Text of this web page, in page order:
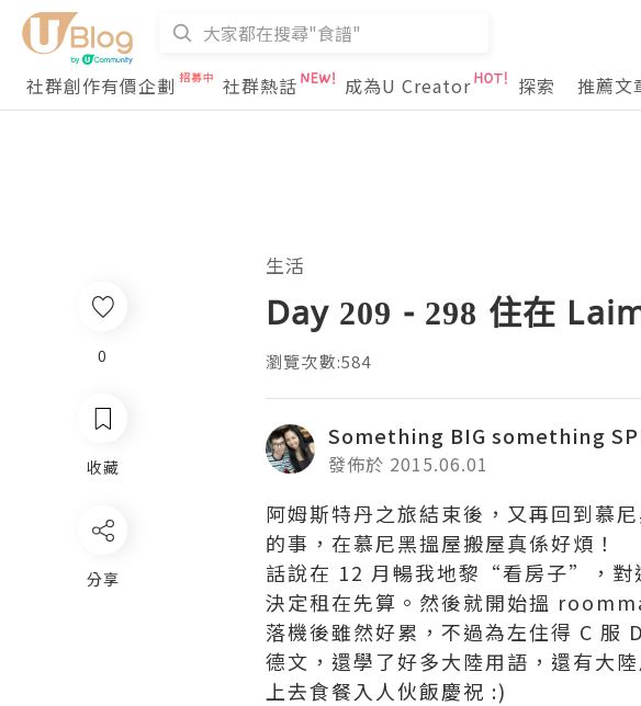
社群創作有價企劃
社群熱話 成為U Creator 探索 推薦文
0
收藏
分享
生活
Day 209 - 298 住在
瀏覽次數:584
Something BIG something
發佈於 2015.06.01
阿姆斯特丹之旅結束後，又再回到慕
的事，在慕尼黑搵屋搬屋真係好煩！
話說在 12 月暢我地黎“看房子”，對
決定租在先算。然後就開始搵
落機後雖然好累，不過為左住得 C
德文，還學了好多大陸用語，還有大
上去食餐入人伙飯慶祝 :)